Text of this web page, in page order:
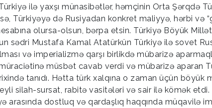
ilə yaxşı münasibətlər, həmçinin Orta Şərqdə
Türkiyəyə də Rusiyadan konkret maliyyə, hərbi və
olursa-olsun, bərpa etsin. Türkiyə Böyük
sədri Mustafa Kamal Atatürkün Türkiyə ilə sovet
və imperializmə qarşı birlikdə mübarizə
müsbət cavab verdi və mübarizə aparan
tanıdı. Hətta türk xalqına o zaman üçün böyük
silah-sursat, rabitə vasitələri və sair ilə kömək etdi.
arasında dostluq və qardaşlıq haqqında müqavilə